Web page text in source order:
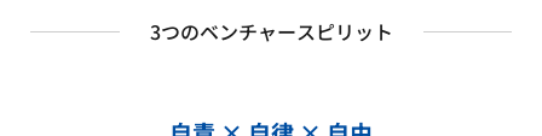
3つのベンチャースピリット